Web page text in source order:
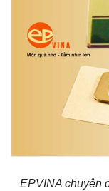
EPVINA chuyên